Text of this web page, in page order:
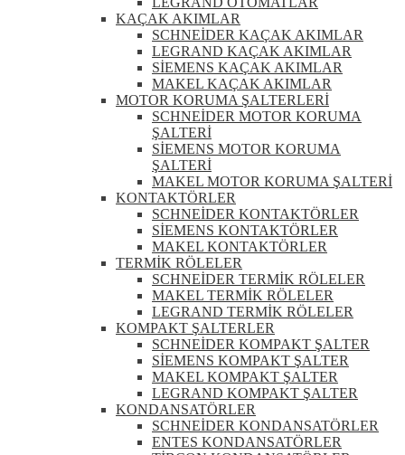
KAÇAK AKIMLAR
SCHNEİDER KAÇAK AKIMLAR
LEGRAND KAÇAK AKIMLAR
SİEMENS KAÇAK AKIMLAR
MAKEL KAÇAK AKIMLAR
MOTOR KORUMA ŞALTERLERİ
SCHNEİDER MOTOR KORUMA
ŞALTERİ
SİEMENS MOTOR KORUMA
ŞALTERİ
MAKEL MOTOR KORUMA ŞALTERİ
KONTAKTÖRLER
SCHNEİDER KONTAKTÖRLER
SİEMENS KONTAKTÖRLER
MAKEL KONTAKTÖRLER
TERMİK RÖLELER
SCHNEİDER TERMİK RÖLELER
MAKEL TERMİK RÖLELER
LEGRAND TERMİK RÖLELER
KOMPAKT ŞALTERLER
SCHNEİDER KOMPAKT ŞALTER
SİEMENS KOMPAKT ŞALTER
MAKEL KOMPAKT ŞALTER
LEGRAND KOMPAKT ŞALTER
KONDANSATÖRLER
SCHNEİDER KONDANSATÖRLER
ENTES KONDANSATÖRLER